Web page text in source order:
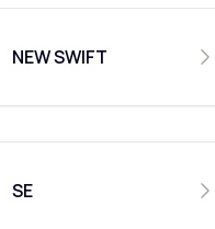
NEW SWIFT
SE